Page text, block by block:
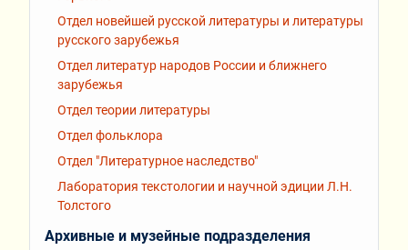
Отдел новейшей русской литературы и литературы
русского зарубежья
Отдел литератур народов России и ближнего
зарубежья
Отдел теории литературы
Отдел фольклора
Отдел "Литературное наследство"
Лаборатория текстологии и научной эдиции Л.Н.
Толстого
Архивные и музейные подразделения